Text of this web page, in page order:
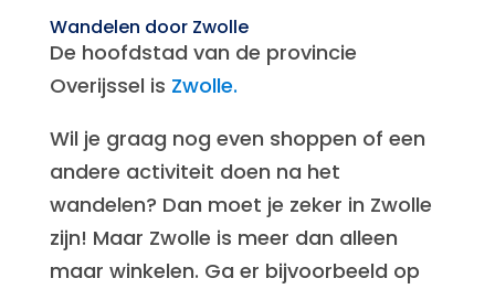
Wandelen door Zwolle
De hoofdstad van de provincie
Overijssel is Zwolle.
Wil je graag nog even shoppen of een
andere activiteit doen na het
wandelen? Dan moet je zeker in Zwolle
zijn! Maar Zwolle is meer dan alleen
maar winkelen. Ga er bijvoorbeeld op